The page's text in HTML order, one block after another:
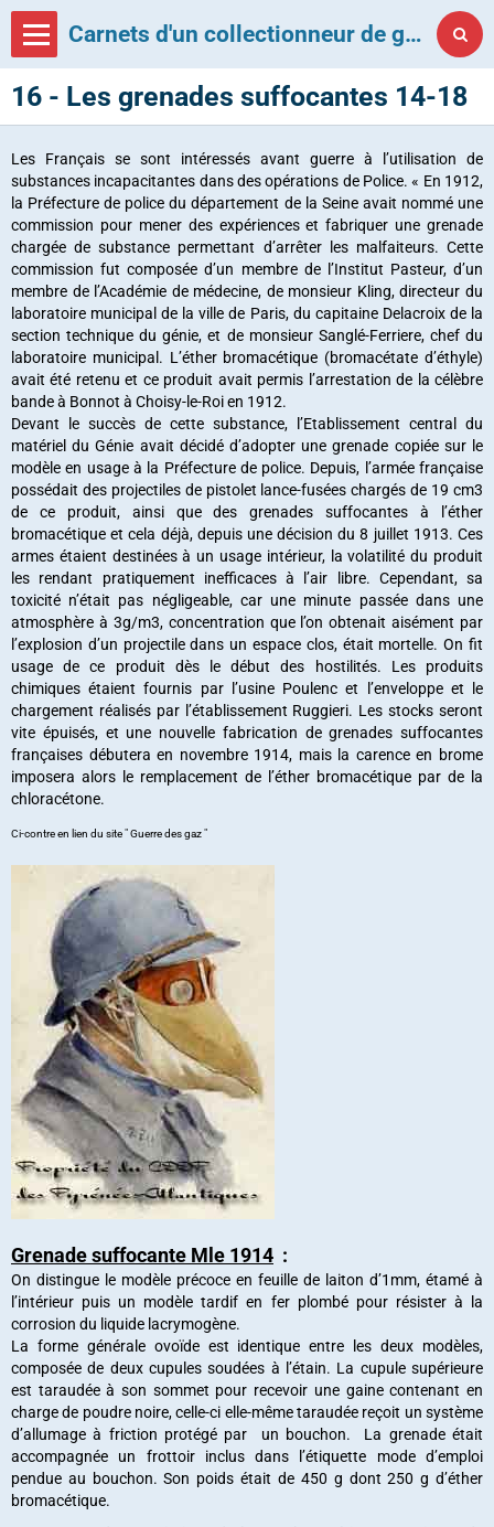
Carnets d'un collectionneur de grenades françaises
16 - Les grenades suffocantes 14-18
Les Français se sont intéressés avant guerre à l’utilisation de
substances incapacitantes dans des opérations de Police. « En 1912,
la Préfecture de police du département de la Seine avait nommé une
commission pour mener des expériences et fabriquer une grenade
chargée de substance permettant d’arrêter les malfaiteurs. Cette
commission fut composée d’un membre de l’Institut Pasteur, d’un
membre de l’Académie de médecine, de monsieur Kling, directeur du
laboratoire municipal de la ville de Paris, du capitaine Delacroix de la
section technique du génie, et de monsieur Sanglé-Ferriere, chef du
laboratoire municipal. L’éther bromacétique (bromacétate d’éthyle)
avait été retenu et ce produit avait permis l’arrestation de la célèbre
bande à Bonnot à Choisy-le-Roi en 1912.
Devant le succès de cette substance, l’Etablissement central du
matériel du Génie avait décidé d’adopter une grenade copiée sur le
modèle en usage à la Préfecture de police. Depuis, l’armée française
possédait des projectiles de pistolet lance-fusées chargés de 19 cm3
de ce produit, ainsi que des grenades suffocantes à l’éther
bromacétique et cela déjà, depuis une décision du 8 juillet 1913. Ces
armes étaient destinées à un usage intérieur, la volatilité du produit
les rendant pratiquement inefficaces à l’air libre. Cependant, sa
toxicité n’était pas négligeable, car une minute passée dans une
atmosphère à 3g/m3, concentration que l’on obtenait aisément par
l’explosion d’un projectile dans un espace clos, était mortelle. On fit
usage de ce produit dès le début des hostilités. Les produits
chimiques étaient fournis par l’usine Poulenc et l’enveloppe et le
chargement réalisés par l’établissement Ruggieri. Les stocks seront
vite épuisés, et une nouvelle fabrication de grenades suffocantes
françaises débutera en novembre 1914, mais la carence en brome
imposera alors le remplacement de l’éther bromacétique par de la
chloracétone.
Ci-contre en lien du site " Guerre des gaz "
Grenade suffocante Mle 1914 :
On distingue le modèle précoce en feuille de laiton d’1mm, étamé à
l’intérieur puis un modèle tardif en fer plombé pour résister à la
corrosion du liquide lacrymogène.
La forme générale ovoïde est identique entre les deux modèles,
composée de deux cupules soudées à l’étain. La cupule supérieure
est taraudée à son sommet pour recevoir une gaine contenant en
charge de poudre noire, celle-ci elle-même taraudée reçoit un système
d’allumage à friction protégé par un bouchon. La grenade était
accompagnée un frottoir inclus dans l’étiquette mode d’emploi
pendue au bouchon. Son poids était de 450 g dont 250 g d’éther
bromacétique.